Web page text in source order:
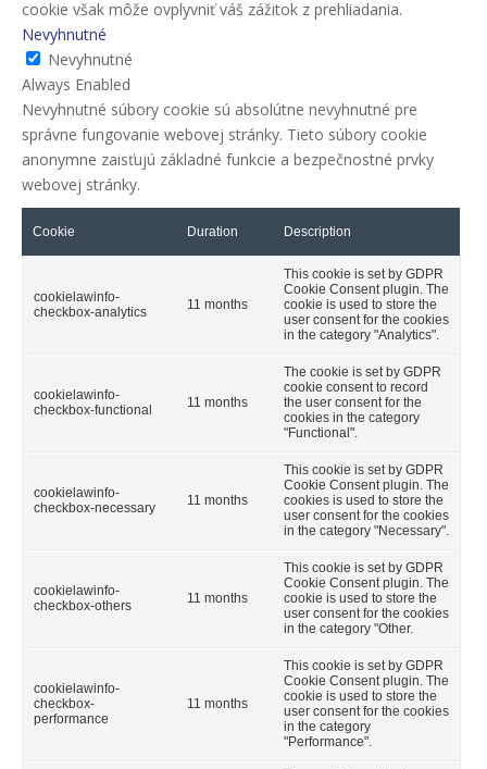
cookie však môže ovplyvniť váš zážitok z prehliadania.
Nevyhnutné
Nevyhnutné
Always Enabled
Nevyhnutné súbory cookie sú absolútne nevyhnutné pre
správne fungovanie webovej stránky. Tieto súbory cookie
anonymne zaisťujú základné funkcie a bezpečnostné prvky
webovej stránky.
Cookie Duration Description
cookielawinfo-
checkbox-analytics
11 months
This cookie is set by GDPR
Cookie Consent plugin. The
cookie is used to store the
user consent for the cookies
in the category "Analytics".
cookielawinfo-
checkbox-functional
11 months
The cookie is set by GDPR
cookie consent to record
the user consent for the
cookies in the category
"Functional".
cookielawinfo-
checkbox-necessary
11 months
This cookie is set by GDPR
Cookie Consent plugin. The
cookies is used to store the
user consent for the cookies
in the category "Necessary".
cookielawinfo-
checkbox-others
11 months
This cookie is set by GDPR
Cookie Consent plugin. The
cookie is used to store the
user consent for the cookies
in the category "Other.
cookielawinfo-
checkbox-
performance
11 months
This cookie is set by GDPR
Cookie Consent plugin. The
cookie is used to store the
user consent for the cookies
in the category
"Performance".